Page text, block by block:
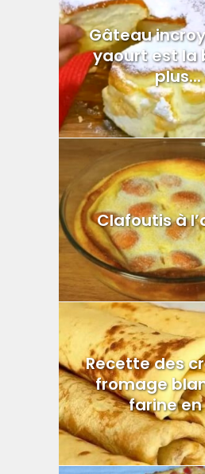
Gâteau
yaourt est la
plus...
Clafoutis à
Recette des
fromage
farine en